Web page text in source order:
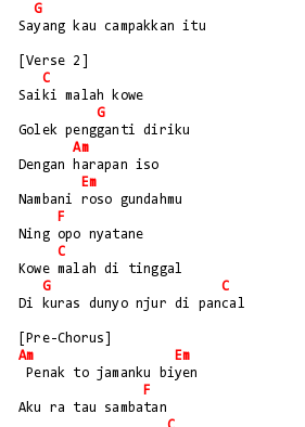
G
Sayang kau campakkan itu
[Verse 2]
C
Saiki malah kowe
G
Golek pengganti diriku
Am
Dengan harapan iso
Em
Nambani roso gundahmu
F
Ning opo nyatane
C
Kowe malah di tinggal
G
C
Di kuras dunyo njur di pancal
[Pre-Chorus]
Am
Em
Penak to jamanku biyen
F
Aku ra tau sambatan